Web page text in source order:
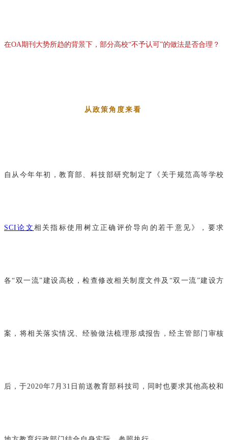
在OA期刊大势所趋的背景下，部分高校“不予认可”的做法是否合理？
从政策角度来看
自从今年年初，教育部、科技部研究制定了《关于规范高等学校
SCI论文 相关指标使用树立正确评价导向的若干意见》，要求
各“双一流”建设高校，检查修改相关制度文件及“双一流”建设方
案，将相关落实情况、经验做法梳理形成报告，经主管部门审核
后，于2020年7月31日前送教育部科技司，同时也要求其他高校和